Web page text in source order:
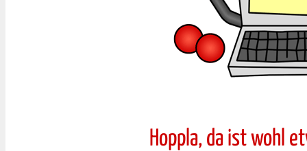
Hoppla, da ist wohl